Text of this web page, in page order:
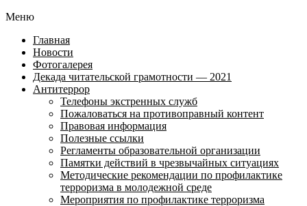
Меню
Главная
Новости
Фотогалерея
Декада читательской грамотности — 2021
Антитеррор
Телефоны экстренных служб
Пожаловаться на противоправный контент
Правовая информация
Полезные ссылки
Регламенты образовательной организации
Памятки действий в чрезвычайных ситуациях
Методические рекомендации по профилактике
терроризма в молодежной среде
Мероприятия по профилактике терроризма